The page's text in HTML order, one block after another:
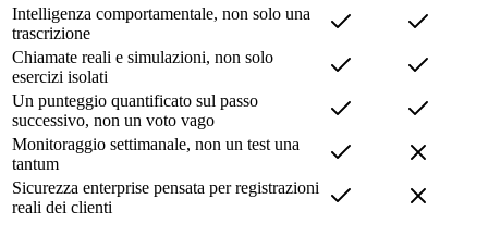
Intelligenza comportamentale, non solo una
trascrizione
Chiamate reali e simulazioni, non solo
esercizi isolati
Un punteggio quantificato sul passo
successivo, non un voto vago
Monitoraggio settimanale, non un test una
tantum
Sicurezza enterprise pensata per registrazioni
reali dei clienti